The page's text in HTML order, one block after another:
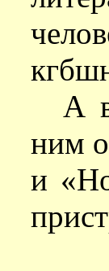
А
ним
и